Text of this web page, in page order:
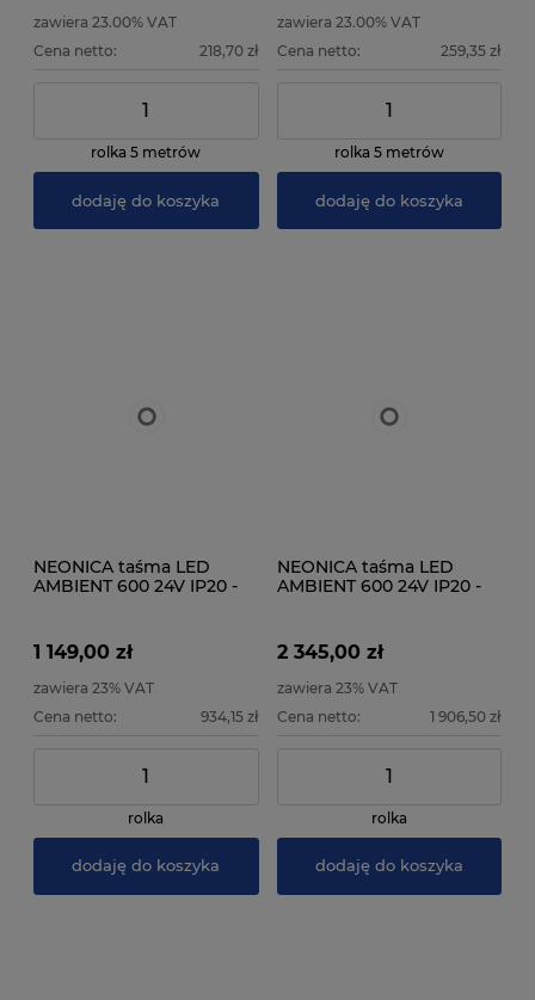
zawiera 23.00% VAT
Cena netto:
218,70 zł
rolka 5 metrów
dodaję do koszyka
zawiera 23.00% VAT
Cena netto:
259,35 zł
rolka 5 metrów
dodaję do koszyka
NEONICA taśma LED
AMBIENT 600 24V IP20 -
1 149,00 zł
zawiera 23% VAT
Cena netto:
934,15 zł
rolka
dodaję do koszyka
NEONICA taśma LED
AMBIENT 600 24V IP20 -
2 345,00 zł
zawiera 23% VAT
Cena netto:
1 906,50 zł
rolka
dodaję do koszyka